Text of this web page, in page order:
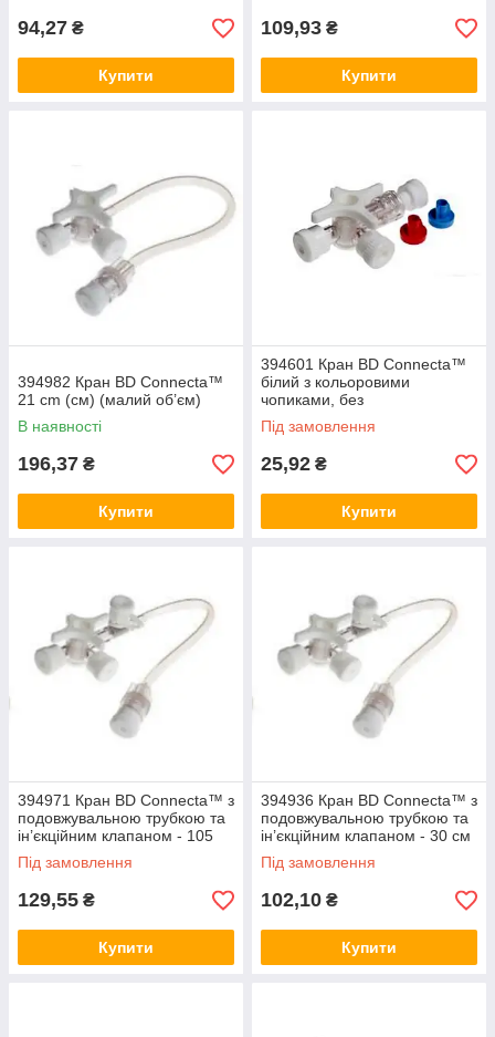
94,27 ₴
Купити
109,93 ₴
Купити
394982 Кран BD Connecta™
21 cm (см) (малий об’єм)
В наявності
196,37 ₴
Купити
394601 Кран BD Connecta™
білий з кольоровими
чопиками, без
подовжувальної трубки
Під замовлення
25,92 ₴
Купити
394971 Кран BD Connecta™ з
подовжувальною трубкою та
ін’єкційним клапаном - 105
см (cm)
Під замовлення
129,55 ₴
Купити
394936 Кран BD Connecta™ з
подовжувальною трубкою та
ін’єкційним клапаном - 30 см
(cm)
Під замовлення
102,10 ₴
Купити